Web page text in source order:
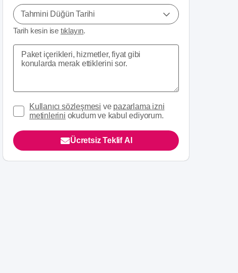
Tahmini Düğün Tarihi
Tarih kesin ise tıklayın.
Kullanıcı sözleşmesi ve pazarlama izni
metinlerini okudum ve kabul ediyorum.
Ücretsiz Teklif Al